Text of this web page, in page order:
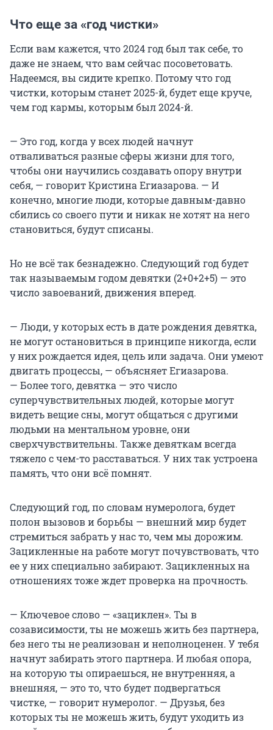
Что еще за «год чистки»
Если вам кажется, что 2024 год был так себе, то
даже не знаем, что вам сейчас посоветовать.
Надеемся, вы сидите крепко. Потому что год
чистки, которым станет 2025-й, будет еще круче,
чем год кармы, которым был 2024-й.
— Это год, когда у всех людей начнут
отваливаться разные сферы жизни для того,
чтобы они научились создавать опору внутри
себя, — говорит Кристина Егиазарова. — И
конечно, многие люди, которые давным-давно
сбились со своего пути и никак не хотят на него
становиться, будут списаны.
Но не всё так безнадежно. Следующий год будет
так называемым годом девятки (2+0+2+5) — это
число завоеваний, движения вперед.
— Люди, у которых есть в дате рождения девятка,
не могут остановиться в принципе никогда, если
у них рождается идея, цель или задача. Они умеют
двигать процессы, — объясняет Егиазарова.
— Более того, девятка — это число
суперчувствительных людей, которые могут
видеть вещие сны, могут общаться с другими
людьми на ментальном уровне, они
сверхчувствительны. Также девяткам всегда
тяжело с чем-то расставаться. У них так устроена
память, что они всё помнят.
Следующий год, по словам нумеролога, будет
полон вызовов и борьбы — внешний мир будет
стремиться забрать у нас то, чем мы дорожим.
Зацикленные на работе могут почувствовать, что
ее у них специально забирают. Зацикленных на
отношениях тоже ждет проверка на прочность.
— Ключевое слово — «зациклен». Ты в
созависимости, ты не можешь жить без партнера,
без него ты не реализован и неполноценен. У тебя
начнут забирать этого партнера. И любая опора,
на которую ты опираешься, не внутренняя, а
внешняя, — это то, что будет подвергаться
чистке, — говорит нумеролог. — Друзья, без
которых ты не можешь жить, будут уходить из